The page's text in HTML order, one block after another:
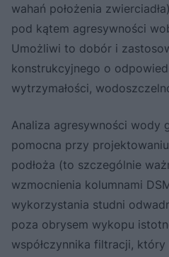
wahań położenia
pod kątem agresywności
Umożliwi to dobór i
konstrukcyjnego o
wytrzymałości,
Analiza agresywności wody
pomocna przy
podłoża (to szczególnie
wzmocnienia kolumnami
wykorzystania studni
poza obrysem wykopu
współczynnika filtracji,